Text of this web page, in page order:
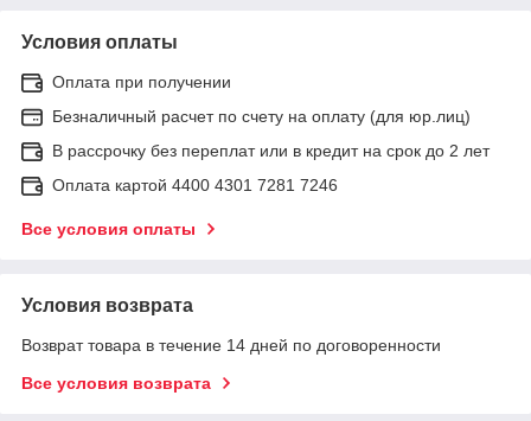
Условия оплаты
Оплата при получении
Безналичный расчет по счету на оплату (для юр.лиц)
В рассрочку без переплат или в кредит на срок до 2 лет
Оплата картой 4400 4301 7281 7246
Все условия оплаты
Условия возврата
Возврат товара в течение 14 дней по договоренности
Все условия возврата